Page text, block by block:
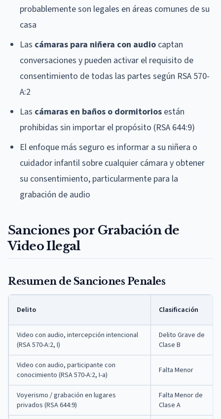
probablemente son legales en áreas comunes de su
casa
Las cámaras para niñera con audio captan
conversaciones y pueden activar el requisito de
consentimiento de todas las partes según RSA 570-
A:2
Las cámaras en baños o dormitorios están
prohibidas sin importar el propósito (RSA 644:9)
El enfoque más seguro es informar a su niñera o
cuidador infantil sobre cualquier cámara y obtener
su consentimiento, particularmente para la
grabación de audio
Sanciones por Grabación de
Video Ilegal
Resumen de Sanciones Penales
Delito Clasificación
Video con audio, intercepción intencional
(RSA 570-A:2, I)
Delito Grave de
Clase B
Video con audio, participante con
conocimiento (RSA 570-A:2, I-a)
Falta Menor
Voyerismo / grabación en lugares
privados (RSA 644:9)
Falta Menor de
Clase A